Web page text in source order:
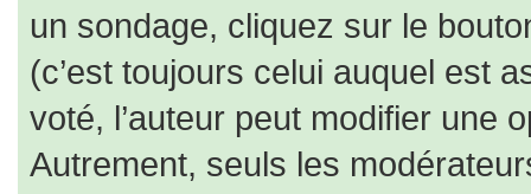
un sondage, cliquez sur le
(c’est toujours celui auquel est
voté, l’auteur peut modifier une
Autrement, seuls les